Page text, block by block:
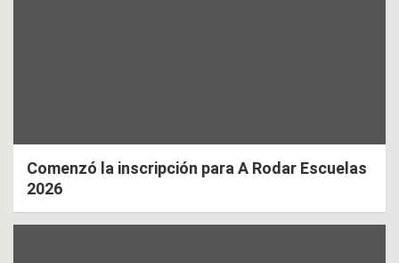
Comenzó la inscripción para A Rodar Escuelas
2026